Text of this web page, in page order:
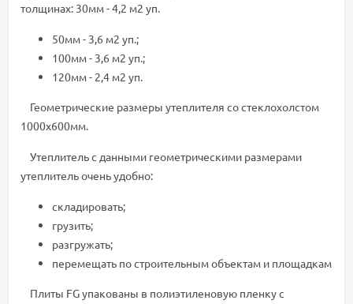
толщинах: 30мм - 4,2 м2 уп.
50мм - 3,6 м2 уп.;
100мм - 3,6 м2 уп.;
120мм - 2,4 м2 уп.
Геометрические размеры утеплителя со стеклохолстом
1000х600мм.
Утеплитель с данными геометрическими размерами
утеплитель очень удобно:
складировать;
грузить;
разгружать;
перемещать по строительным объектам и площадкам
Плиты FG упакованы в полиэтиленовую пленку с